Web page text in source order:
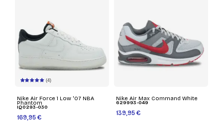
(4)
Nike Air Force 1 Low '07 NBA
Phantom
IQ0293-030
169,95 €
Nike Air Max Command White
629993-049
139,95 €